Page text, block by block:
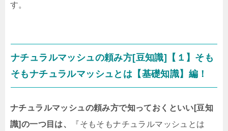
す。
ナチュラルマッシュの頼み方[豆知識]【１】そも
そもナチュラルマッシュとは【基礎知識】編！
ナチュラルマッシュの頼み方で知っておくといい[豆知
識]の一つ目は、
『そもそもナチュラルマッシュとは